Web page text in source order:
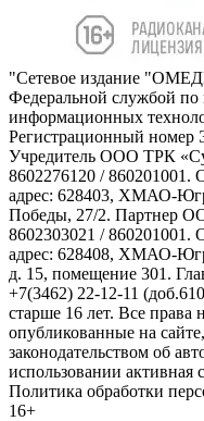
"Сетевое издание
Федеральной службой по
информационных
Регистрационный
Учредитель ООО ТРК
8602276120 /
адрес: 628403, ХМАО-
Победы, 27/2. Партнер
8602303021 /
адрес: 628408, ХМАО-
д. 15, помещение 301.
+7(3462) 22-12-11
старше 16 лет. Все
опубликованные на
законодательством об
использовании активная
Политика обработки
16+